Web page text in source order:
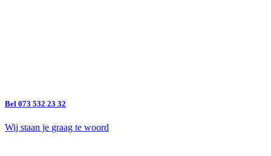
Bel 073 532 23 32
Wij staan je graag te woord